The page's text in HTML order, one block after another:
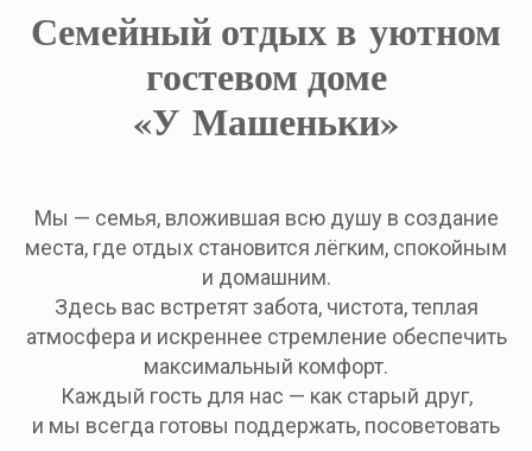
Семейный отдых в уютном
гостевом доме
«У Машеньки»
Мы — семья, вложившая всю душу в создание
места, где отдых становится лёгким, спокойным
и домашним.
Здесь вас встретят забота, чистота, теплая
атмосфера и искреннее стремление обеспечить
максимальный комфорт.
Каждый гость для нас — как старый друг,
и мы всегда готовы поддержать, посоветовать